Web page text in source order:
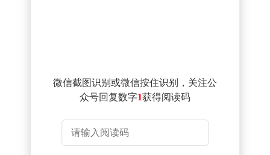
微信截图识别或微信按住识别，关注公
众号回复数字1获得阅读码